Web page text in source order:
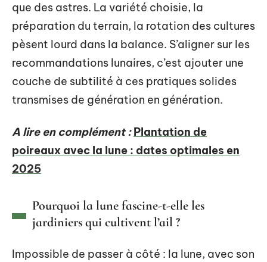
que des astres. La variété choisie, la
préparation du terrain, la rotation des cultures
pèsent lourd dans la balance. S’aligner sur les
recommandations lunaires, c’est ajouter une
couche de subtilité à ces pratiques solides
transmises de génération en génération.
A lire en complément : Plantation de
poireaux avec la lune : dates optimales en
2025
Pourquoi la lune fascine-t-elle les
jardiniers qui cultivent l’ail ?
Impossible de passer à côté : la lune, avec son